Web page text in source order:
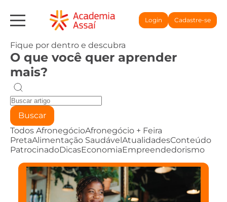
Login Cadastre-se
Fique por dentro e descubra
O que você quer aprender
mais?
Buscar
Todos AfronegócioAfronegócio + Feira
PretaAlimentação SaudávelAtualidadesConteúdo
PatrocinadoDicasEconomiaEmpreendedorismo